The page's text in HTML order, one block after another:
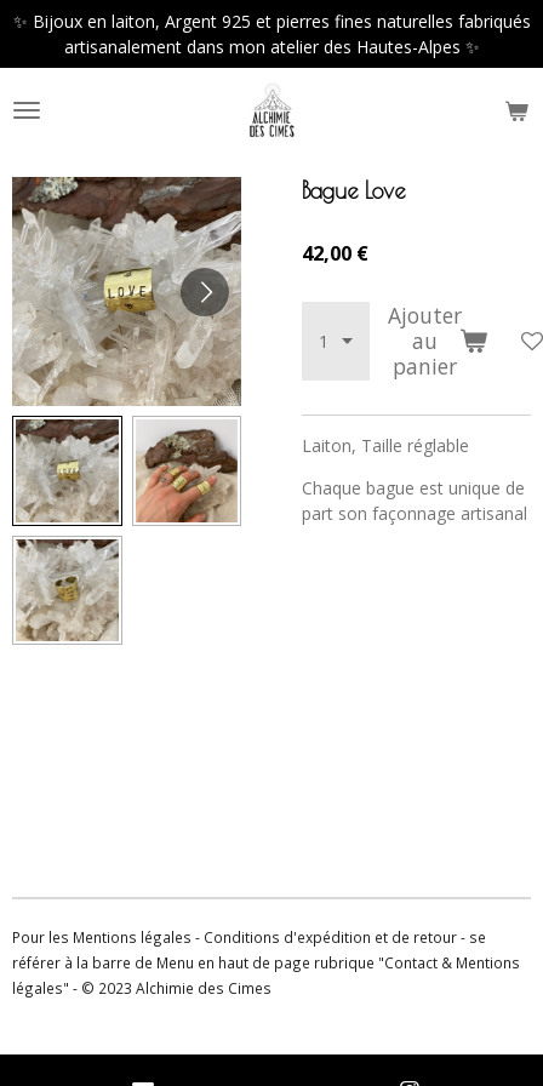
Passer
contenu
principal
✨ Bijoux en laiton, Argent 925 et pierres fines naturelles fabriqués
artisanalement dans mon atelier des Hautes-Alpes ✨
Bague Love
42,00 €
Ajouter
au
panier
Laiton, Taille réglable
Chaque bague est unique de
part son façonnage artisanal
Pour les Mentions légales - Conditions d'expédition et de retour - se
référer à la barre de Menu en haut de page rubrique "Contact & Mentions
légales" - © 2023 Alchimie des Cimes